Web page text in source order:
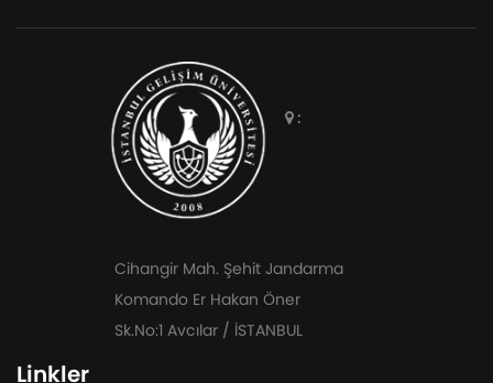
:
Cihangir Mah. Şehit Jandarma
Komando Er Hakan Öner
Sk.No:1 Avcılar / İSTANBUL
Linkler